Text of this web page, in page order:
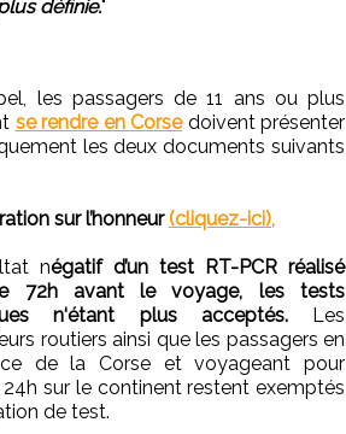
définie."
les passagers de 11 ans ou plus
se rendre en Corsedoivent présenter
les deux documents suivants
sur l’honneur (cliquez-ici),
négatif d’un test RT-PCR réalisé
72h avant le voyage, les tests
n‘étant plus acceptés.Les
routiers ainsi que les passagers en
de la Corse et voyageant pour
sur le continent restent exemptés
de test.